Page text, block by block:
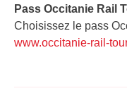
Pass Occitanie Rail
Choisissez le pass
www.occitanie-rail-